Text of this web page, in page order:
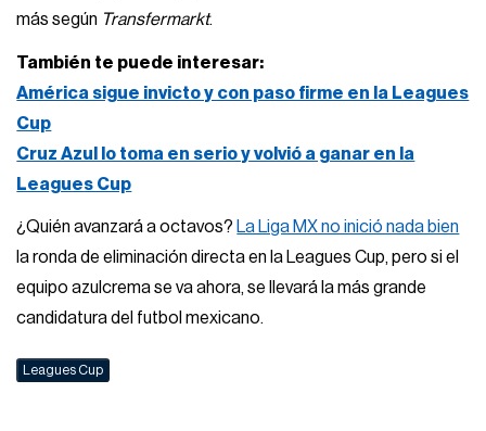
más según Transfermarkt.
También te puede interesar:
América sigue invicto y con paso firme en la Leagues
Cup
Cruz Azul lo toma en serio y volvió a ganar en la
Leagues Cup
¿Quién avanzará a octavos? La Liga MX no inició nada bien
la ronda de eliminación directa en la Leagues Cup, pero si el
equipo azulcrema se va ahora, se llevará la más grande
candidatura del futbol mexicano.
Leagues Cup